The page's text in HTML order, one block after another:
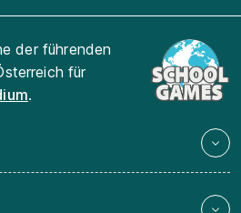
der führenden
für
.